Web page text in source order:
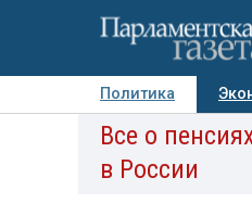
Политика
Авторы
Все о
в России